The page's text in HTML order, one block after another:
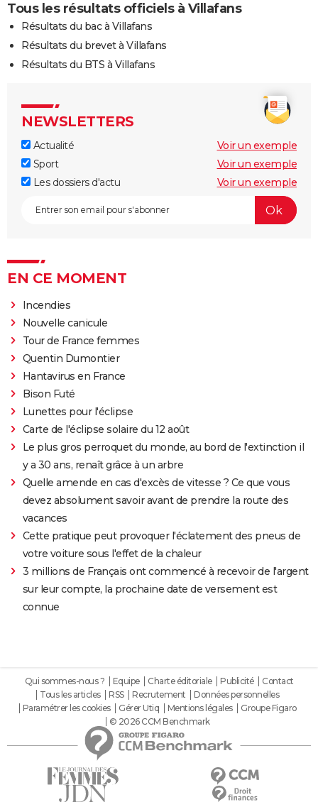
Tous les résultats officiels à Villafans
Résultats du bac à Villafans
Résultats du brevet à Villafans
Résultats du BTS à Villafans
NEWSLETTERS
Actualité
Voir un exemple
Sport
Voir un exemple
Les dossiers d'actu
Voir un exemple
EN CE MOMENT
Incendies
Nouvelle canicule
Tour de France femmes
Quentin Dumontier
Hantavirus en France
Bison Futé
Lunettes pour l'éclipse
Carte de l'éclipse solaire du 12 août
Le plus gros perroquet du monde, au bord de l'extinction il
y a 30 ans, renaît grâce à un arbre
Quelle amende en cas d'excès de vitesse ? Ce que vous
devez absolument savoir avant de prendre la route des
vacances
Cette pratique peut provoquer l'éclatement des pneus de
votre voiture sous l'effet de la chaleur
3 millions de Français ont commencé à recevoir de l'argent
sur leur compte, la prochaine date de versement est
connue
Qui sommes-nous ? Equipe Charte éditoriale Publicité
Contact
Tous les articles
RSS Recrutement
Données personnelles
Paramétrer les cookies
Gérer Utiq Mentions légales
Groupe Figaro
© 2026 CCM Benchmark